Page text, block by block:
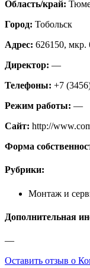
Область/край:
Город: Тобольск
Адрес: 626150, мкр.
Директор: —
Телефоны: +7
Режим работы: —
Сайт: http://
Форма
Рубрики:
Монтаж и
Дополнительная
—
Оставить отзыв о